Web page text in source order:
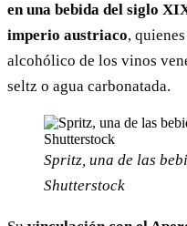
en una bebida del siglo
imperio austriaco,
alcohólico de los vinos
seltz o agua carbonatada.
Spritz, una de las
Shutterstock